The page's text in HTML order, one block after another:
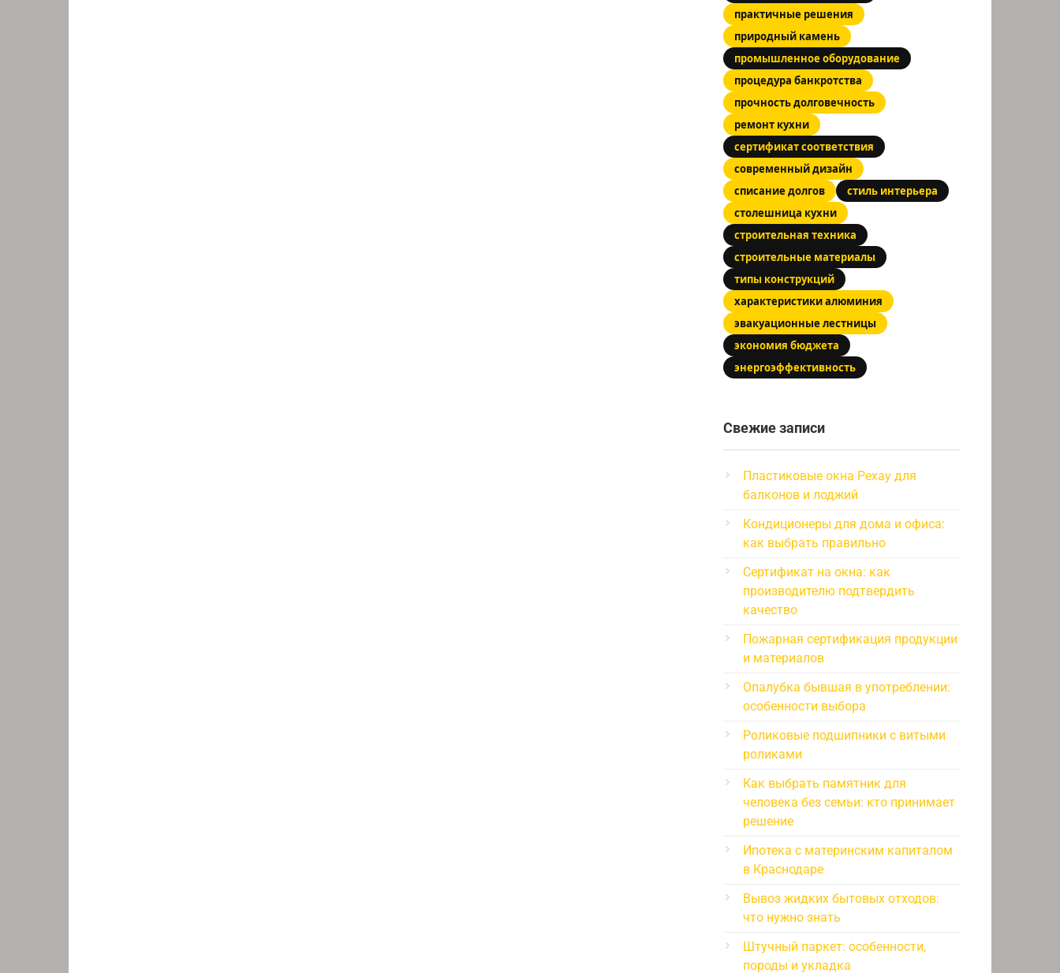
практичные решения
природный камень
промышленное оборудование
процедура банкротства
прочность долговечность
ремонт кухни
сертификат соответствия
современный дизайн
списание долгов
стиль интерьера
столешница кухни
строительная техника
строительные материалы
типы конструкций
характеристики алюминия
эвакуационные лестницы
экономия бюджета
энергоэффективность
Свежие записи
Пластиковые окна Рехау для
балконов и лоджий
Кондиционеры для дома и офиса:
как выбрать правильно
Сертификат на окна: как
производителю подтвердить
качество
Пожарная сертификация продукции
и материалов
Опалубка бывшая в употреблении:
особенности выбора
Роликовые подшипники с витыми
роликами
Как выбрать памятник для
человека без семьи: кто принимает
решение
Ипотека с материнским капиталом
в Краснодаре
Вывоз жидких бытовых отходов:
что нужно знать
Штучный паркет: особенности,
породы и укладка